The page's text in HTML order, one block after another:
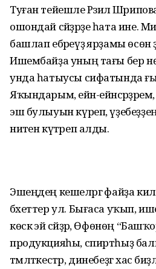
Туған тейешле Рәзилә
ошондай сәйҙәрҙе һата ине.
башлап ебәреүҙә ярҙамы өсөн
Ишембайҙа уның тағы бер
унда һатыусы сифатында
Яҡындарым, ейән-
эш булыуын күреп,
ниәтен күтәреп алды.
Эшеңдең кешеләргә файҙа
бәхеттер ул. Бығаса уҡып,
көскә эйә сәйҙәр, Өфөнөң
продукцияһы, спиртһыҙ
тәмләткестәр, динебеҙгә хас